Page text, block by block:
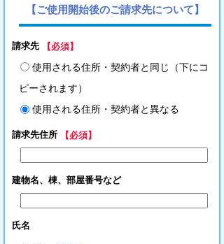
【ご使用開始後のご請求先について】
請求先 【必須】
使用される住所・契約者と同じ（下にコ
ピーされます）
使用される住所・契約者と異なる
請求先住所 【必須】
建物名、棟、部屋番号など
氏名